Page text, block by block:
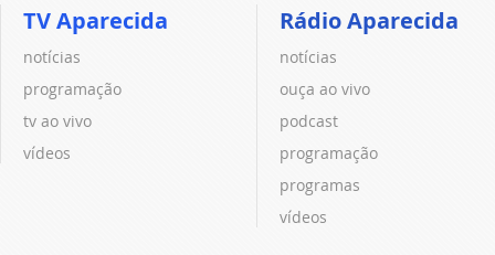
TV Aparecida
notícias
programação
tv ao vivo
vídeos
Rádio Aparecida
notícias
ouça ao vivo
podcast
programação
programas
vídeos